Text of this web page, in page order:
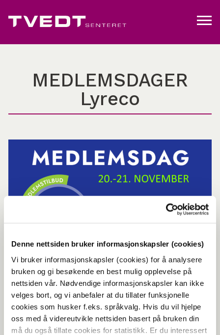
Denne nettsiden bruker informasjonskapsler (cookies)
Vi bruker informasjonskapsler (cookies) for å analysere
bruken og gi besøkende en best mulig opplevelse på
nettsiden vår. Nødvendige informasjonskapsler kan ikke
velges bort, og vi anbefaler at du tillater funksjonelle
cookies som husker f.eks. språkvalg. Hvis du vil hjelpe
oss med å videreutvikle nettsiden basert på bruken din
må du også tillate cookies for statistikk. Er du interessert
MEDLEMSDAGER
Lyreco
Velkommen til medlemsdager hos
Lyreco